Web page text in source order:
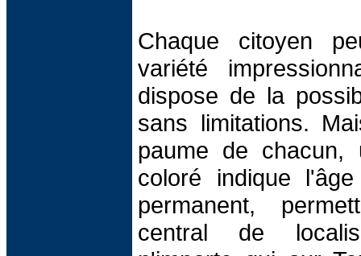
Chaque citoyen
variété
dispose de la
sans limitations.
paume de
coloré indique
permanent,
central de